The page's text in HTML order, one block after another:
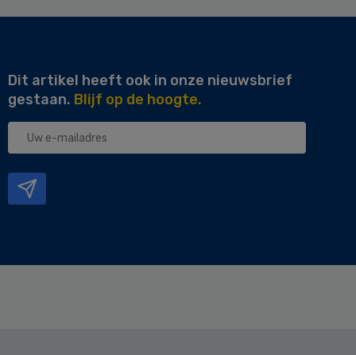
Dit artikel heeft ook in onze nieuwsbrief
gestaan. Blijf op de hoogte.
Uw